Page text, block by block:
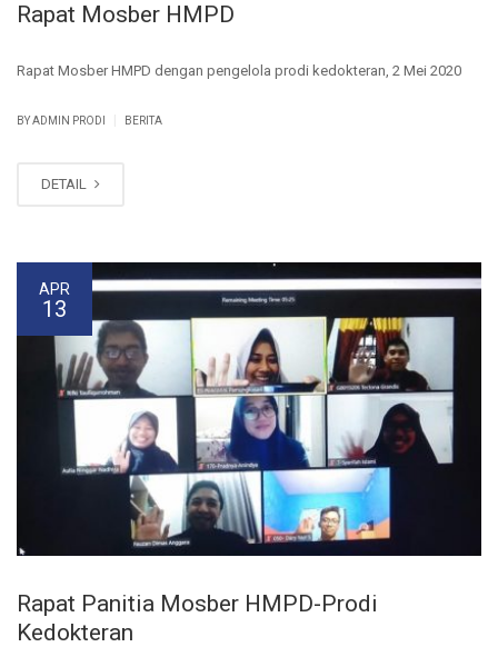
Rapat Mosber HMPD
Rapat Mosber HMPD dengan pengelola prodi kedokteran, 2 Mei 2020
BY ADMIN PRODI BERITA
DETAIL
APR
13
Rapat Panitia Mosber HMPD-Prodi
Kedokteran